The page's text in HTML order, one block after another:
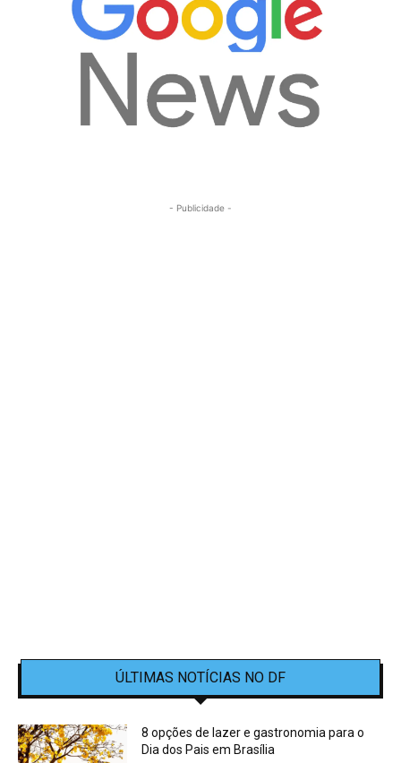
- Publicidade -
ÚLTIMAS NOTÍCIAS NO DF
8 opções de lazer e gastronomia para o
Dia dos Pais em Brasília